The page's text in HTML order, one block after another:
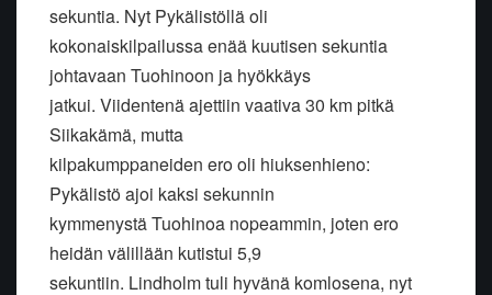
sekuntia. Nyt Pykälistöllä oli
kokonaiskilpailussa enää kuutisen sekuntia
johtavaan Tuohinoon ja hyökkäys
jatkui. Viidentenä ajettiin vaativa 30 km pitkä
Siikakämä, mutta
kilpakumppaneiden ero oli hiuksenhieno:
Pykälistö ajoi kaksi sekunnin
kymmenystä Tuohinoa nopeammin, joten ero
heidän välillään kutistui 5,9
sekuntiin. Lindholm tuli hyvänä komlosena, nyt